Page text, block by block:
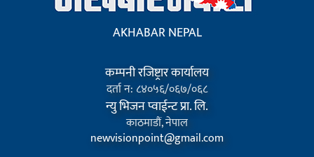
AKHABAR NEPAL
कम्पनी रजिष्ट्रार कार्यालय
दर्ता न: ८४०५६/०६७/०६८
न्यु भिजन प्वाईन्ट प्रा. लि.
काठमाडौं, नेपाल
newvisionpoint@gmail.com